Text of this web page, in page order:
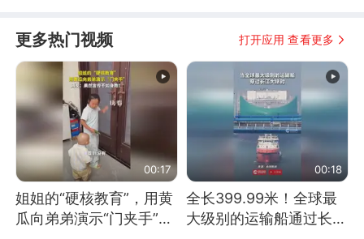
更多热门视频 打开应用 查看更多
00:17
姐姐的“硬核教育”，用黄
瓜向弟弟演示“门夹手”，
00:18
全长399.99米！全球最
大级别的运输船通过长江